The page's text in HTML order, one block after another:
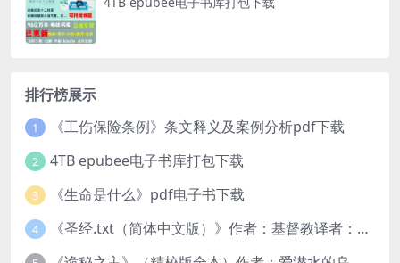
排行榜展示
1 《工伤保险条例》条文释义及案例分析pdf下载
2 4TB epubee电子书库打包下载
3 《生命是什么》pdf电子书下载
4 《圣经.txt（简体中文版）》作者：基督教译者：中国基督教协会